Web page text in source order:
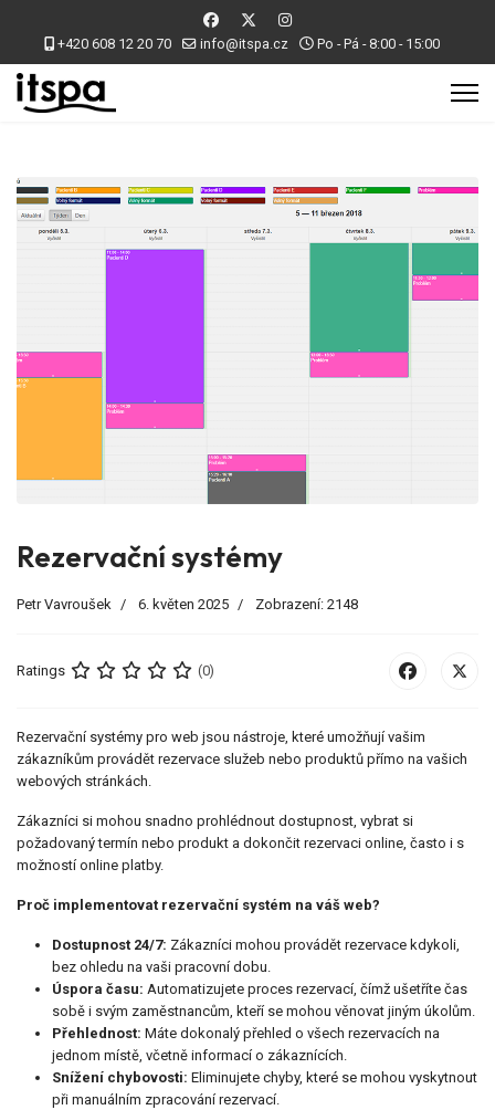
+420 608 12 20 70 info@itspa.cz Po - Pá - 8:00 - 15:00
Rezervační systémy
Petr Vavroušek 6. květen 2025 Zobrazení: 2148
Ratings (0)
Rezervační systémy pro web jsou nástroje, které umožňují vašim
zákazníkům provádět rezervace služeb nebo produktů přímo na vašich
webových stránkách.
Zákazníci si mohou snadno prohlédnout dostupnost, vybrat si
požadovaný termín nebo produkt a dokončit rezervaci online, často i s
možností online platby.
Proč implementovat rezervační systém na váš web?
Dostupnost 24/7: Zákazníci mohou provádět rezervace kdykoli,
bez ohledu na vaši pracovní dobu.
Úspora času: Automatizujete proces rezervací, čímž ušetříte čas
sobě i svým zaměstnancům, kteří se mohou věnovat jiným úkolům.
Přehlednost: Máte dokonalý přehled o všech rezervacích na
jednom místě, včetně informací o zákaznících.
Snížení chybovosti: Eliminujete chyby, které se mohou vyskytnout
při manuálním zpracování rezervací.